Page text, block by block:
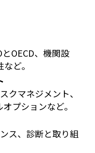
OECD、機関設
ど。
クマネジメント、
プションなど。
ス、診断と取り組